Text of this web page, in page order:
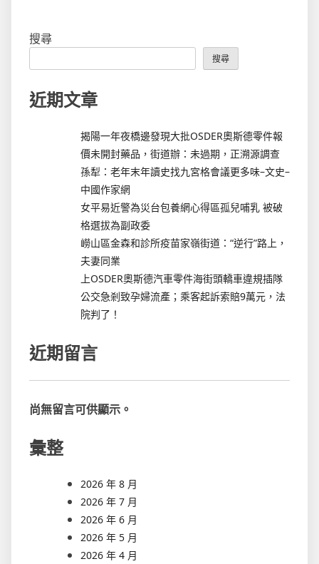
搜尋
搜尋
近期文章
揭陽一年夜橋邊發現大批OSDER奧斯德零件報
價未開封藥品，街道辦：未過期，正溯源調查
孫犁：老年末年讀史找九宮格會議更多味–文史–
中國作家網
女平易近警為災台包養網心得區孤兒哺乳 被破
格選拔為副政委
嶗山區金森和診所疫苗家嶺街道：“逆行”路上，
夫妻同業
上OSDER奧斯德汽車零件海街頭轎車違規插隊
公交急剎致孕婦流產；乘客起訴索賠9萬元，法
院判了！
近期留言
尚無留言可供顯示。
彙整
2026 年 8 月
2026 年 7 月
2026 年 6 月
2026 年 5 月
2026 年 4 月